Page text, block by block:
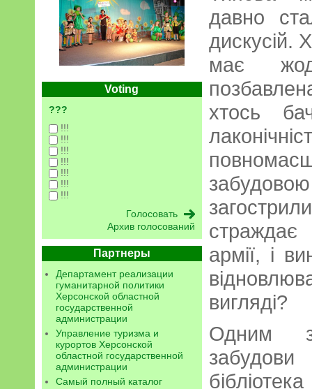
Voting
???
!!!
!!!
!!!
!!!
!!!
!!!
!!!
Архив голосований
Партнеры
Департамент реализации
гуманитарной политики
Херсонской областной
государственной
администрации
Управление туризма и
курортов Херсонской
областной государственной
администрации
Самый полный каталог
давно
дискусій.
має
хтось
страждає
армії, і
вигляді?
Одним з